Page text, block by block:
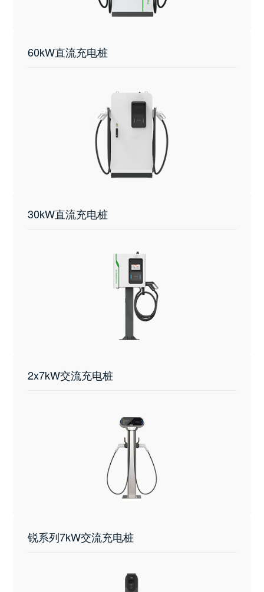
60kW直流充电桩
30kW直流充电桩
2x7kW交流充电桩
锐系列7kW交流充电桩